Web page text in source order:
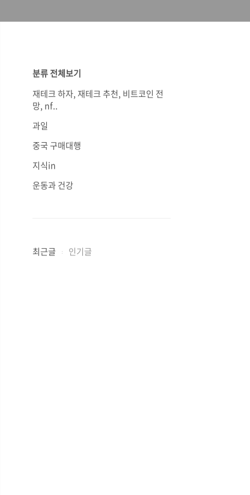
분류 전체보기
재테크 하자, 재테크 추천, 비트코인 전
망, nf..
과일
중국 구매대행
지식in
운동과 건강
최근글 인기글